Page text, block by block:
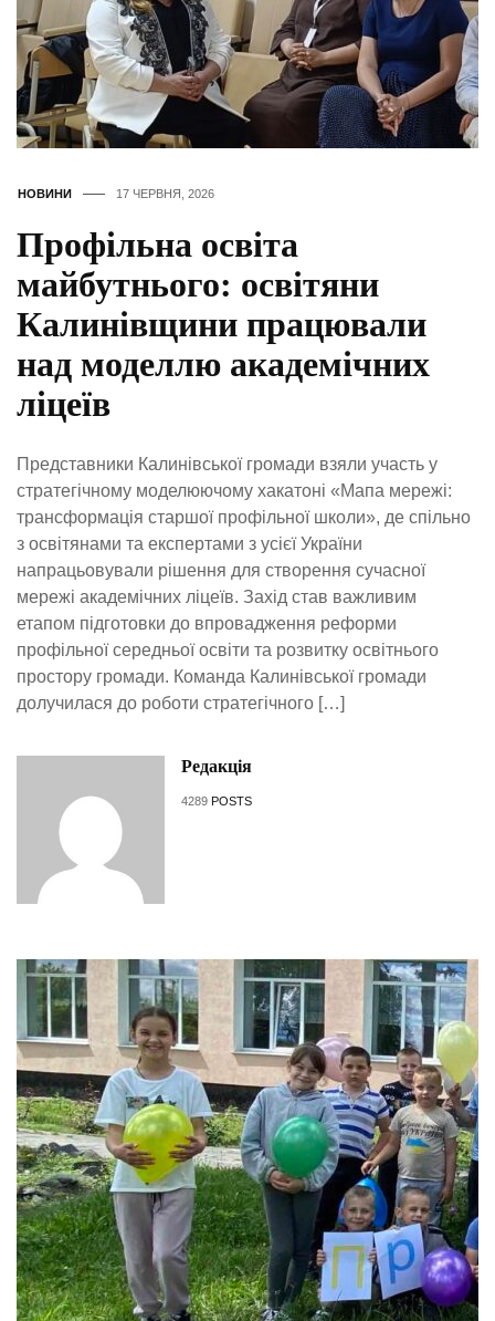
НОВИНИ 17 ЧЕРВНЯ, 2026
Профільна освіта
майбутнього: освітяни
Калинівщини працювали
над моделлю академічних
ліцеїв
Представники Калинівської громади взяли участь у
стратегічному моделюючому хакатоні «Мапа мережі:
трансформація старшої профільної школи», де спільно
з освітянами та експертами з усієї України
напрацьовували рішення для створення сучасної
мережі академічних ліцеїв. Захід став важливим
етапом підготовки до впровадження реформи
профільної середньої освіти та розвитку освітнього
простору громади. Команда Калинівської громади
долучилася до роботи стратегічного […]
Редакція
4289 POSTS